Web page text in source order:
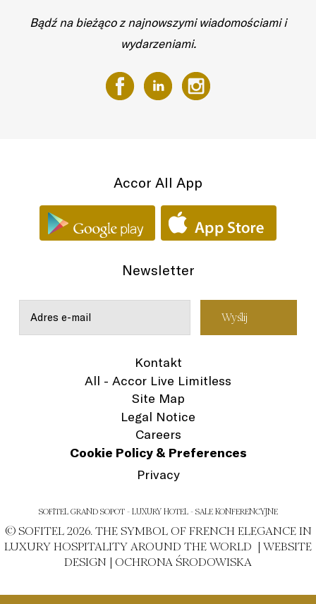
Bądź na bieżąco z najnowszymi wiadomościami i
wydarzeniami.
Accor All App
Newsletter
Kontakt
All - Accor Live Limitless
Site Map
Legal Notice
Careers
Cookie Policy & Preferences
Privacy
SOFITEL GRAND SOPOT - LUXURY HOTEL - SALE KONFERENCYJNE
© SOFITEL 2026. THE SYMBOL OF FRENCH ELEGANCE IN
LUXURY HOSPITALITY AROUND THE WORLD | WEBSITE
DESIGN | OCHRONA ŚRODOWISKA